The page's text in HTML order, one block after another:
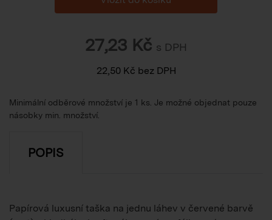
27,23 Kč s DPH
22,50Kč bez DPH
Minimální odběrové množství je 1 ks. Je možné objednat pouze
násobky min. množství.
POPIS
Papírová luxusní taška na jednu láhev v červené barvě